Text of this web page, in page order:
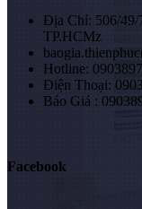
Địa Chỉ: 506/49/
TP.HCMz
Hotline:
Điện Thoại:
Báo Giá :
Facebook